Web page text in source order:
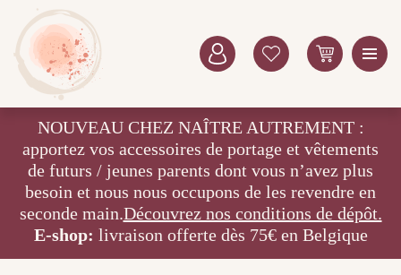
NOUVEAU CHEZ NAÎTRE AUTREMENT :
apportez vos accessoires de portage et vêtements
de futurs / jeunes parents dont vous n’avez plus
besoin et nous nous occupons de les revendre en
seconde main.Découvrez nos conditions de dépôt.
E-shop: livraison offerte dès 75€ en Belgique